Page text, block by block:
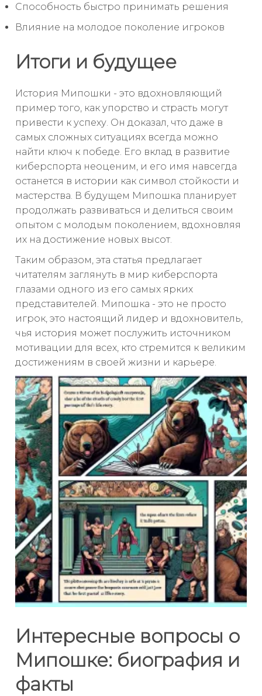
Способность быстро принимать решения
Влияние на молодое поколение игроков
Итоги и будущее
История Мипошки - это вдохновляющий
пример того, как упорство и страсть могут
привести к успеху. Он доказал, что даже в
самых сложных ситуациях всегда можно
найти ключ к победе. Его вклад в развитие
киберспорта неоценим, и его имя навсегда
останется в истории как символ стойкости и
мастерства. В будущем Мипошка планирует
продолжать развиваться и делиться своим
опытом с молодым поколением, вдохновляя
их на достижение новых высот.
Таким образом, эта статья предлагает
читателям заглянуть в мир киберспорта
глазами одного из его самых ярких
представителей. Мипошка - это не просто
игрок, это настоящий лидер и вдохновитель,
чья история может послужить источником
мотивации для всех, кто стремится к великим
достижениям в своей жизни и карьере.
Интересные вопросы о
Мипошке: биография и
факты